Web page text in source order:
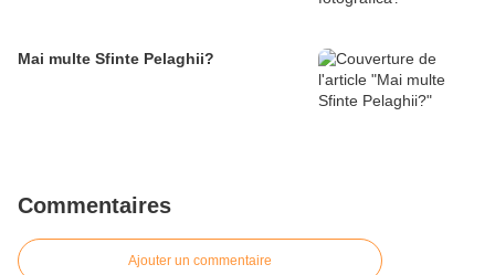
Mai multe Sfinte Pelaghii?
Commentaires
Ajouter un commentaire